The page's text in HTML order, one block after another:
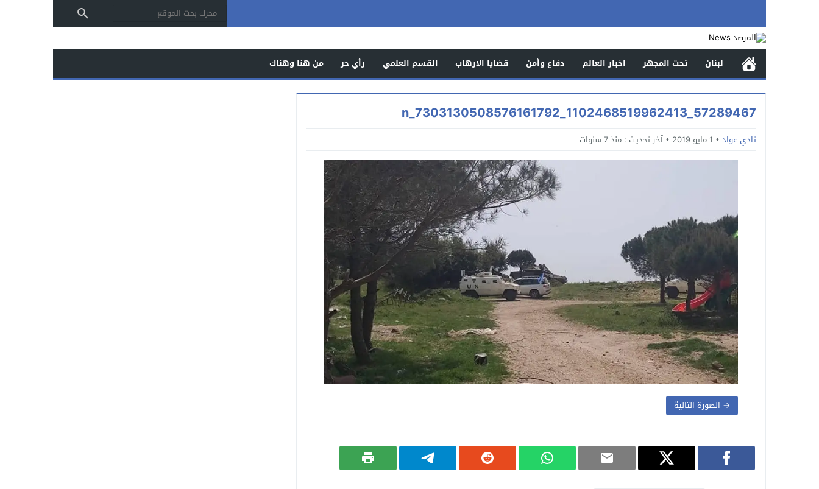
لبنان تحت المجهر اخبار العالم دفاع وأمن قضايا الارهاب القسم العلمي رأي حر من هنا وهناك
57289467_1102468519962413_7303130508576161792_n
تادي عواد 1 مايو 2019 آخر تحديث : منذ 7 سنوات
→ الصورة التالية